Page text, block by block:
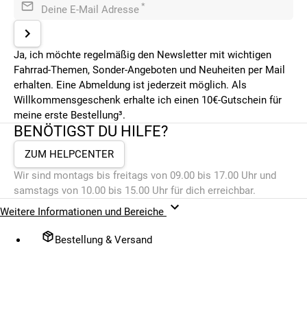
Deine E-Mail Adresse *
Ja, ich möchte regelmäßig den Newsletter mit wichtigen
Fahrrad-Themen, Sonder-Angeboten und Neuheiten per Mail
erhalten. Eine Abmeldung ist jederzeit möglich. Als
Willkommensgeschenk erhalte ich einen 10€-Gutschein für
meine erste Bestellung³.
BENÖTIGST DU HILFE?
ZUM HELPCENTER
Wir sind montags bis freitags von 09.00 bis 17.00 Uhr und
samstags von 10.00 bis 15.00 Uhr für dich erreichbar.
Weitere Informationen und Bereiche
Bestellung & Versand